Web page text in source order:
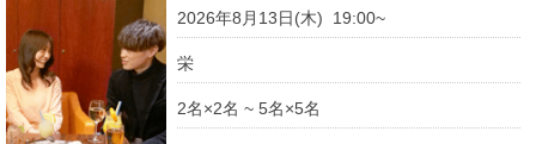
2026年8月13日(木) 19:00~
栄
2名×2名 ~ 5名×5名